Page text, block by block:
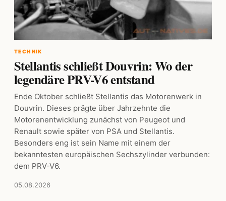
TECHNIK
Stellantis schließt Douvrin: Wo der
legendäre PRV-V6 entstand
Ende Oktober schließt Stellantis das Motorenwerk in
Douvrin. Dieses prägte über Jahrzehnte die
Motorenentwicklung zunächst von Peugeot und
Renault sowie später von PSA und Stellantis.
Besonders eng ist sein Name mit einem der
bekanntesten europäischen Sechszylinder verbunden:
dem PRV-V6.
05.08.2026